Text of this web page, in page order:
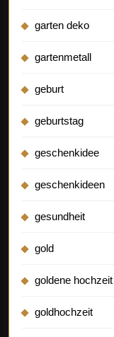
garten deko
gartenmetall
geburt
geburtstag
geschenkidee
geschenkideen
gesundheit
gold
goldene hochzeit
goldhochzeit